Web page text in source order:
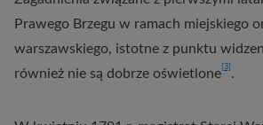
Prawego Brzegu w ramach miejskiego
warszawskiego, istotne z punktu
również nie są dobrze oświetlone[3] .